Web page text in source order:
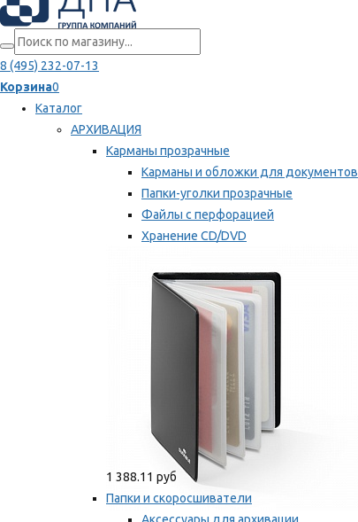
8 (495) 232-07-13
Корзина0
Каталог
АРХИВАЦИЯ
Карманы прозрачные
Карманы и обложки для документов
Папки-уголки прозрачные
Файлы с перфорацией
Хранение CD/DVD
Мы рекомендуем
1 388.11 руб
Папки и скоросшиватели